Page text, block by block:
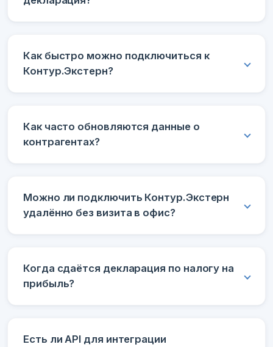
Как быстро можно подключиться к
Контур.Экстерн?
Как часто обновляются данные о
контрагентах?
Можно ли подключить Контур.Экстерн
удалённо без визита в офис?
Когда сдаётся декларация по налогу на
прибыль?
Есть ли API для интеграции